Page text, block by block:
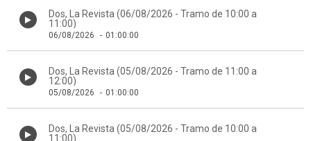
Dos, La Revista (06/08/2026 - Tramo de 10:00 a
11:00)
06/08/2026 - 01:00:00
Dos, La Revista (05/08/2026 - Tramo de 11:00 a
12:00)
05/08/2026 - 01:00:00
Dos, La Revista (05/08/2026 - Tramo de 10:00 a
11:00)